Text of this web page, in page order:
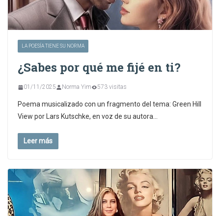
LA POESÍA TIENE SU NORMA
¿Sabes por qué me fijé en ti?
01/11/2025 Norma Yim 573 visitas
Poema musicalizado con un fragmento del tema: Green Hill
View por Lars Kutschke, en voz de su autora…
Leer más